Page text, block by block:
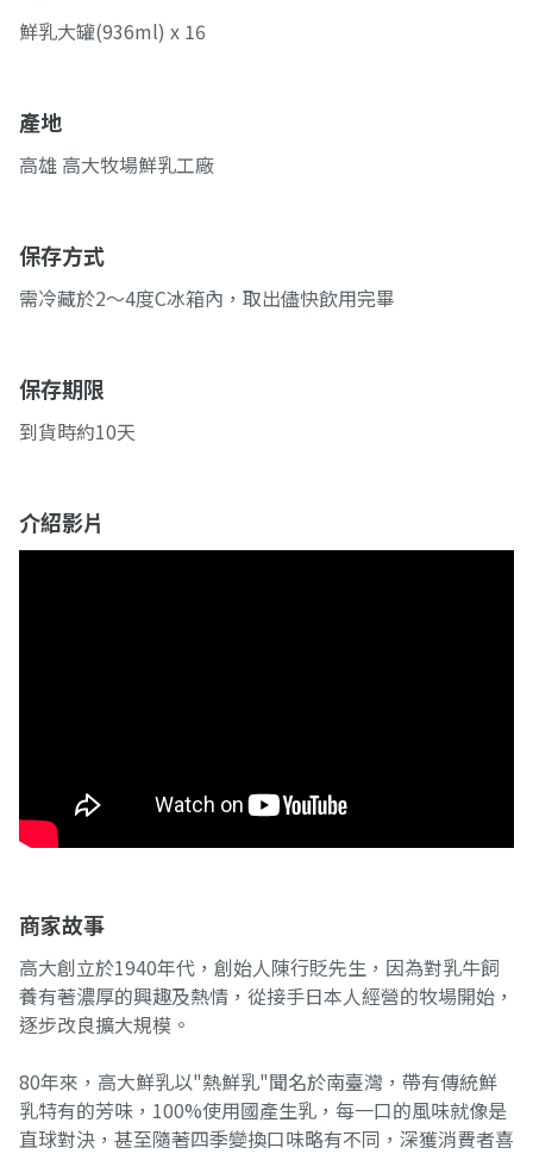
鮮乳大罐(936ml) x 16
產地
高雄 高大牧場鮮乳工廠
保存方式
需冷藏於2～4度C冰箱內，取出儘快飲用完畢
保存期限
到貨時約10天
介紹影片
商家故事
高大創立於1940年代，創始人陳行貶先生，因為對乳牛飼
養有著濃厚的興趣及熱情，從接手日本人經營的牧場開始，
逐步改良擴大規模。
80年來，高大鮮乳以"熱鮮乳"聞名於南臺灣，帶有傳統鮮
乳特有的芳味，100%使用國產生乳，每一口的風味就像是
直球對決，甚至隨著四季變換口味略有不同，深獲消費者喜